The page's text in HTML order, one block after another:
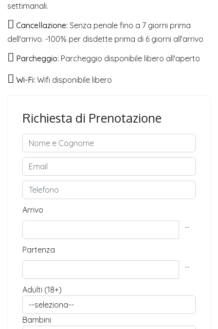
settimanali.
Cancellazione: Senza penale fino a 7 giorni prima
dell'arrivo. -100% per disdette prima di 6 giorni all'arrivo
Parcheggio: Parcheggio disponibile libero all'aperto
Wi-Fi: Wifi disponibile libero
Richiesta di Prenotazione
Arrivo
...
Partenza
...
Adulti (18+)
Bambini